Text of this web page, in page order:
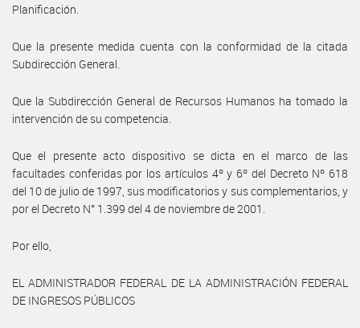
Planificación.
Que la presente medida cuenta con la conformidad de la citada
Subdirección General.
Que la Subdirección General de Recursos Humanos ha tomado la
intervención de su competencia.
Que el presente acto dispositivo se dicta en el marco de las
facultades conferidas por los artículos 4º y 6º del Decreto Nº 618
del 10 de julio de 1997, sus modificatorios y sus complementarios, y
por el Decreto N° 1.399 del 4 de noviembre de 2001.
Por ello,
EL ADMINISTRADOR FEDERAL DE LA ADMINISTRACIÓN FEDERAL
DE INGRESOS PÚBLICOS